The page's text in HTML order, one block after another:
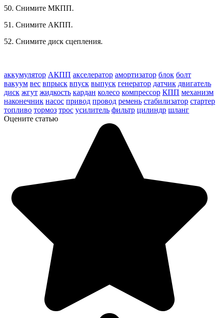
50. Снимите МКПП.
51. Снимите АКПП.
52. Снимите диск сцепления.
аккумулятор АКПП акселератор амортизатор блок болт
вакуум вес впрыск впуск выпуск генератор датчик двигатель
диск жгут жидкость кардан колесо компрессор КПП механизм
наконечник насос привод провод ремень стабилизатор стартер
топливо тормоз трос усилитель фильтр цилиндр шланг
Оцените статью